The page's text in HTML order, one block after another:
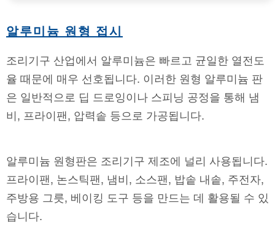
알루미늄 원형 접시
조리기구 산업에서 알루미늄은 빠르고 균일한 열전도
율 때문에 매우 선호됩니다. 이러한 원형 알루미늄 판
은 일반적으로 딥 드로잉이나 스피닝 공정을 통해 냄
비, 프라이팬, 압력솥 등으로 가공됩니다.
알루미늄 원형판은 조리기구 제조에 널리 사용됩니다.
프라이팬, 논스틱팬, 냄비, 소스팬, 밥솥 내솥, 주전자,
주방용 그릇, 베이킹 도구 등을 만드는 데 활용될 수 있
습니다.